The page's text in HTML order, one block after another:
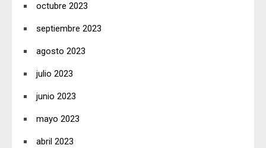
octubre 2023
septiembre 2023
agosto 2023
julio 2023
junio 2023
mayo 2023
abril 2023